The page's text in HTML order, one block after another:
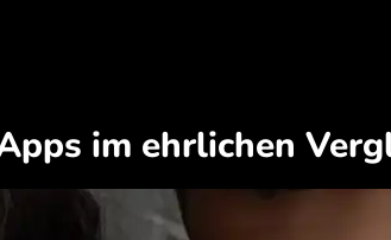
im ehrlichen